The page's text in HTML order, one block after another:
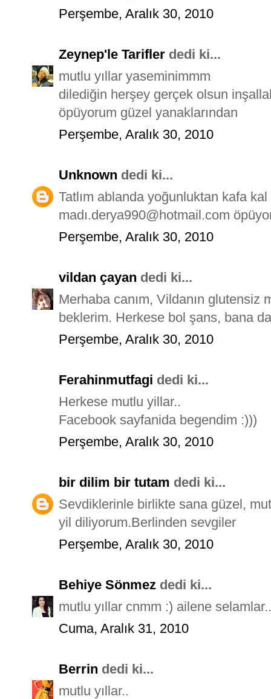
Perşembe, Aralık 30, 2010
Zeynep'le Tarifler dedi ki...
mutlu yıllar yaseminimmm
dilediğin herşey gerçek olsun
öpüyorum güzel yanaklarından
Perşembe, Aralık 30, 2010
Unknown dedi ki...
Tatlım ablanda yoğunluktan kafa kal
madı.derya990@hotmail.com
Perşembe, Aralık 30, 2010
vildan çayan dedi ki...
Merhaba canım, Vildanın glutensiz
beklerim. Herkese bol şans, bana
Perşembe, Aralık 30, 2010
Ferahinmutfagi dedi ki...
Herkese mutlu yillar..
Facebook sayfanida begendim :)))
Perşembe, Aralık 30, 2010
bir dilim bir tutam dedi ki...
Sevdiklerinle birlikte sana güzel,
yil diliyorum.Berlinden sevgiler
Perşembe, Aralık 30, 2010
Behiye Sönmez dedi ki...
mutlu yıllar cnmm :) ailene
Cuma, Aralık 31, 2010
Berrin dedi ki...
mutlu yıllar..